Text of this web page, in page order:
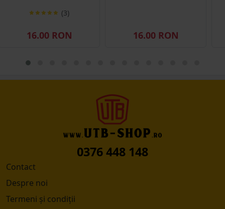
(3)
16.00 RON 16.00 RON
0376 448 148
Contact
Despre noi
Termeni și condiții